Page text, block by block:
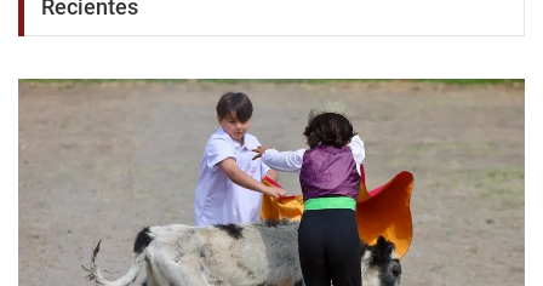
Recientes